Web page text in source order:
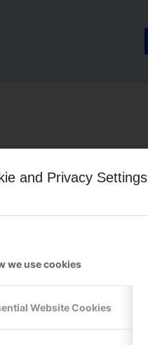
and Privacy Settings
we use cookies
Website Cookies